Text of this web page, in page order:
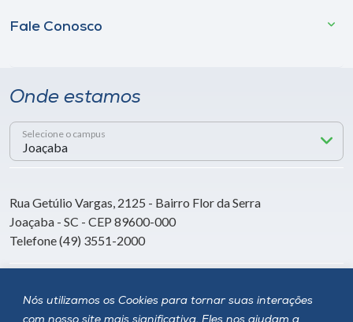
Nós utilizamos os Cookies para tornar suas interações
com nosso site mais significativa. Eles nos ajudam a
Fale Conosco
Onde estamos
Selecione o campus
Rua Getúlio Vargas, 2125 - Bairro Flor da Serra
Joaçaba - SC - CEP 89600-000
Telefone (49) 3551-2000
Siga a Unoesc